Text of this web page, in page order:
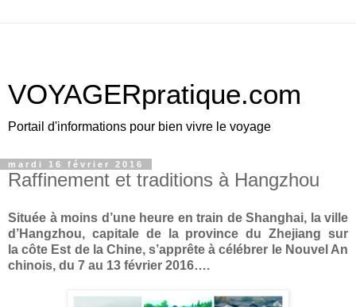
VOYAGERpratique.com
Portail d'informations pour bien vivre le voyage
mardi 16 février 2016
Raffinement et traditions à Hangzhou
Située à moins d’une heure en train de Shanghai, la ville
d’Hangzhou, capitale de la province du Zhejiang sur
la côte Est de la Chine, s’apprête à célébrer le Nouvel An
chinois, du 7 au 13 février 2016….